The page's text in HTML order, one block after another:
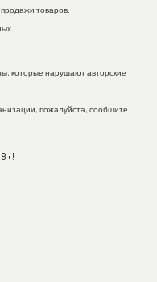
товаров.
которые нарушают авторские
пожалуйста, сообщите